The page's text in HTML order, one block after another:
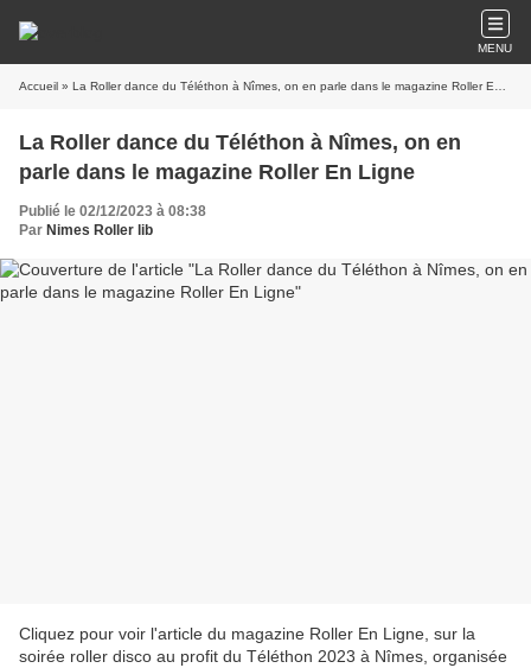
MENU
Accueil » La Roller dance du Téléthon à Nîmes, on en parle dans le magazine Roller En Ligne
La Roller dance du Téléthon à Nîmes, on en
parle dans le magazine Roller En Ligne
Publié le 02/12/2023 à 08:38
Par Nimes Roller lib
Cliquez pour voir l'article du magazine Roller En Ligne, sur la
soirée roller disco au profit du Téléthon 2023 à Nîmes, organisée